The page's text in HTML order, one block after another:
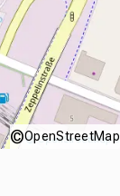
©OpenStreetMap